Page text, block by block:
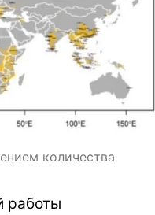
количества
работы